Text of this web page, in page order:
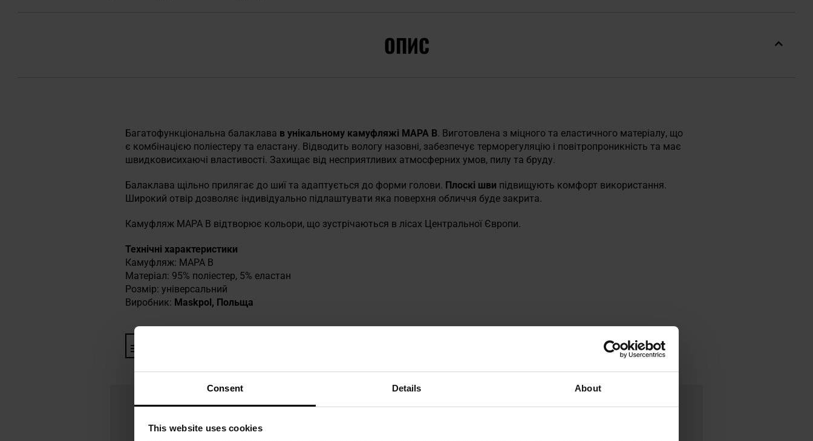
Consent Details About
This website uses cookies
ОПИС
Багатофункціональна балаклава в унікальному камуфляжі MAPA B. Виготовлена з міцного та еластичного матеріалу, що
є комбінацією поліестеру та еластану. Відводить вологу назовні, забезпечує терморегуляцію і повітропроникність та має
швидковисихаючі властивості. Захищає від несприятливих атмосферних умов, пилу та бруду.
Балаклава щільно прилягає до шиї та адаптується до форми голови. Плоскі шви підвищують комфорт використання.
Широкий отвір дозволяє індивідуально підлаштувати яка поверхня обличчя буде закрита.
Камуфляж MAPA B відтворює кольори, що зустрічаються в лісах Центральної Європи.
Технічні характеристики
Камуфляж: MAPA B
Матеріал: 95% поліестер, 5% еластан
Розмір: універсальний
Виробник: Maskpol, Польща